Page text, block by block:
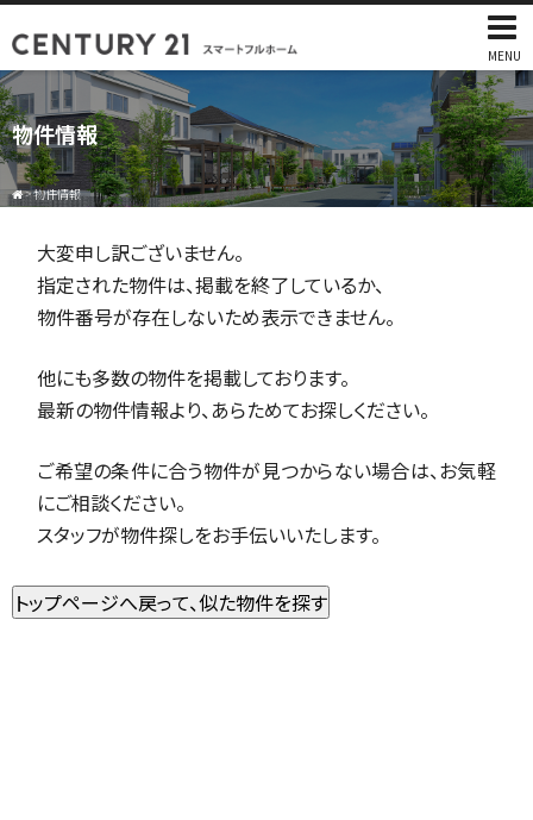
MENU
物件情報
>物件情報
大変申し訳ございません。
指定された物件は、掲載を終了しているか、
物件番号が存在しないため表示できません。
他にも多数の物件を掲載しております。
最新の物件情報より、あらためてお探しください。
ご希望の条件に合う物件が見つからない場合は、お気軽
にご相談ください。
スタッフが物件探しをお手伝いいたします。